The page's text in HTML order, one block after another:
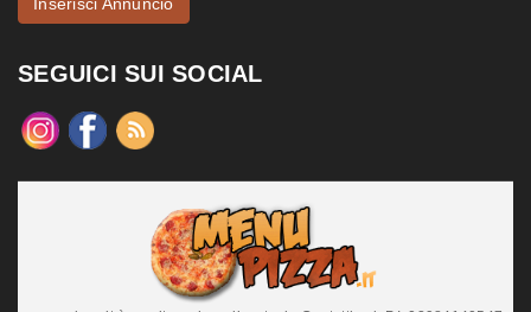
SEGUICI SUI SOCIAL